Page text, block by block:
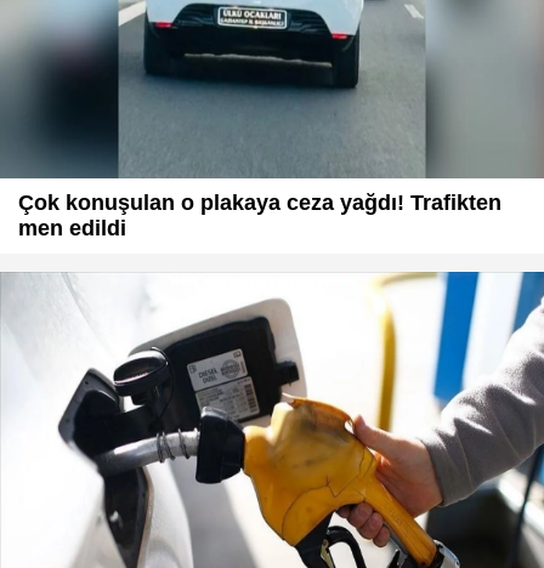
Çok konuşulan o plakaya ceza yağdı! Trafikten
men edildi